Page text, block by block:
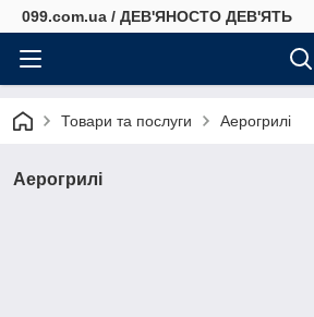
099.com.ua / ДЕВ'ЯНОСТО ДЕВ'ЯТЬ
Товари та послуги Аерогрилі
Аерогрилі